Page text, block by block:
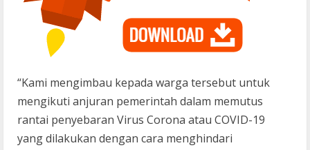
“Kami mengimbau kepada warga tersebut untuk
mengikuti anjuran pemerintah dalam memutus
rantai penyebaran Virus Corona atau COVID-19
yang dilakukan dengan cara menghindari